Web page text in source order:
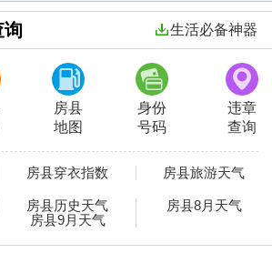
询 生活必备神器
房县
地图
身份
号码
违章
查询
房县穿衣指数 房县旅游天气
房县历史天气
房县8月天气
房县9月天气